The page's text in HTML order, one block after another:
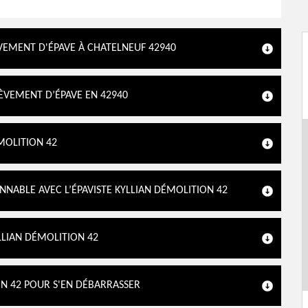
D'ÉPAVE À CHATELNEUF 42940
D’ÉPAVE EN 42940
42
AVEC L’ÉPAVISTE KYLLIAN DÉMOLITION 42
DÉMOLITION 42
42 POUR S'EN DÉBARRASSER